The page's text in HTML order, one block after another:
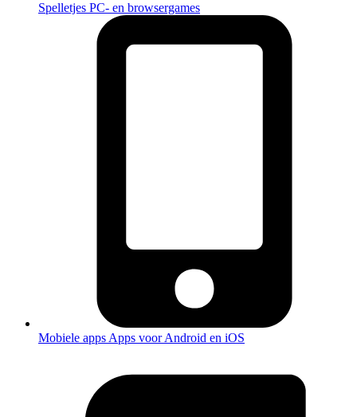
Spelletjes PC- en browsergames
Mobiele apps Apps voor Android en iOS